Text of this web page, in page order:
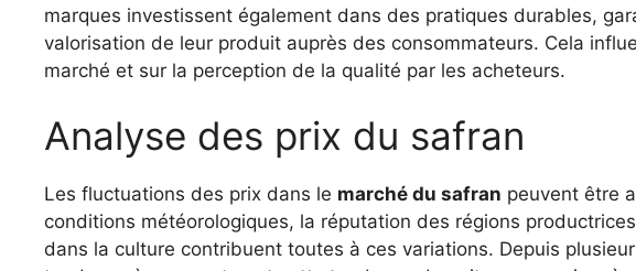
marques investissent également dans des pratiques durables,
valorisation de leur produit auprès des consommateurs. Cela
marché et sur la perception de la qualité par les acheteurs.
Analyse des prix du safran
Les fluctuations des prix dans le marché du safran peuvent être
conditions météorologiques, la réputation des régions
dans la culture contribuent toutes à ces variations. Depuis